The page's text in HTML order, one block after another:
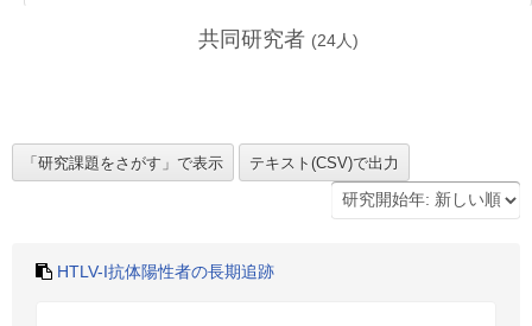
共同研究者 (24人)
HTLV-I抗体陽性者の長期追跡